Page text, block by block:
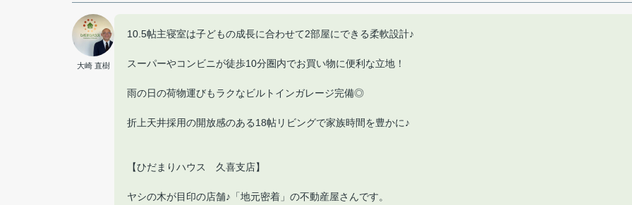
大崎 直樹
10.5帖主寝室は子どもの成長に合わせて2部屋にできる柔軟設計♪
スーパーやコンビニが徒歩10分圏内でお買い物に便利な立地！
雨の日の荷物運びもラクなビルトインガレージ完備◎
折上天井採用の開放感のある18帖リビングで家族時間を豊かに♪
【ひだまりハウス 久喜支店】
ヤシの木が目印の店舗♪「地元密着」の不動産屋さんです。